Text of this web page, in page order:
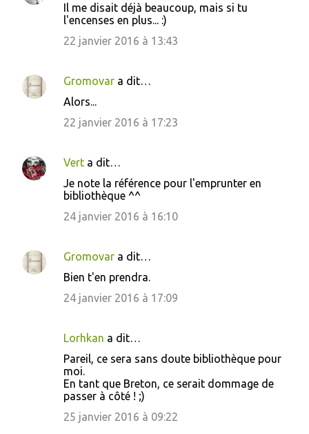
Il me disait déjà beaucoup, mais si tu
l'encenses en plus... :)
22 janvier 2016 à 13:43
Gromovar a dit…
Alors...
22 janvier 2016 à 17:23
Vert a dit…
Je note la référence pour l'emprunter en
bibliothèque ^^
24 janvier 2016 à 16:10
Gromovar a dit…
Bien t'en prendra.
24 janvier 2016 à 17:09
Lorhkan a dit…
Pareil, ce sera sans doute bibliothèque pour
moi.
En tant que Breton, ce serait dommage de
passer à côté ! ;)
25 janvier 2016 à 09:22